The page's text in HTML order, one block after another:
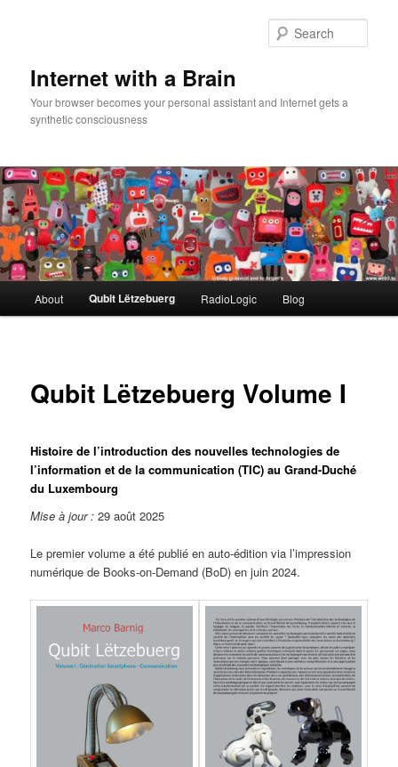
Internet with a Brain
Your browser becomes your personal assistant and Internet gets a
synthetic consciousness
About Qubit Lëtzebuerg RadioLogic Blog
Qubit Lëtzebuerg Volume I
Histoire de l’introduction des nouvelles technologies de
l’information et de la communication (TIC) au Grand-Duché
du Luxembourg
Mise à jour :29 août 2025
Le premier volume a été publié en auto-édition via l’impression
numérique de Books-on-Demand (BoD) en juin 2024.